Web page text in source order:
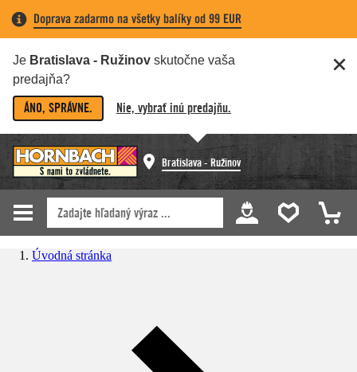
Doprava zadarmo na všetky balíky od 99 EUR
Je Bratislava - Ružinov skutočne vaša
predajňa?
ÁNO, SPRÁVNE. Nie, vybrať inú predajňu.
Bratislava - Ružinov
Úvodná stránka